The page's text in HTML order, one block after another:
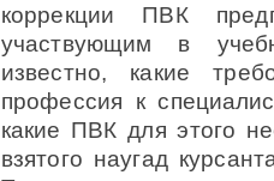
коррекции ПВК
участвующим в
известно, какие
профессия к
какие ПВК для этого
взятого наугад